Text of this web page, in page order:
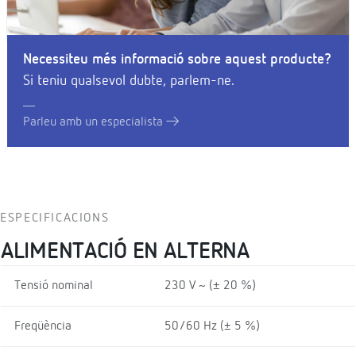
Necessiteu més informació sobre aquest producte?
Si teniu qualsevol dubte, parlem-ne.
Parleu amb un especialista
ESPECIFICACIONS
ALIMENTACIÓ EN ALTERNA
Tensió nominal 230 V ~ (± 20 %)
Freqüència 50/60 Hz (± 5 %)